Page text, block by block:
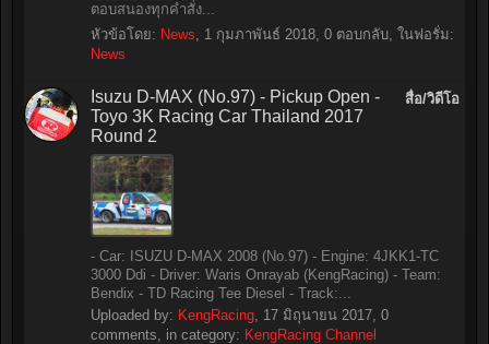
ตอบสนองทุกคำสั่ง...
หัวข้อโดย: News, 1 กุมภาพันธ์ 2018, 0 ตอบกลับ, ในฟอรั่ม:
News
สื่อ/วิดีโอ
Isuzu D-MAX (No.97) - Pickup Open -
Toyo 3K Racing Car Thailand 2017
Round 2
- Car: ISUZU D-MAX 2008 (No.97) - Engine: 4JKK1-TC
3000 Ddi - Driver: Waris Onrayab (KengRacing) - Team:
Bendix - TD Racing Tee Diesel - Track:...
Uploaded by: KengRacing, 17 มิถุนายน 2017, 0
comments, in category: KengRacing Channel